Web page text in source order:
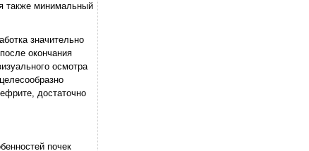
также минимальный
значительно
окончания
осмотра
достаточно
почек